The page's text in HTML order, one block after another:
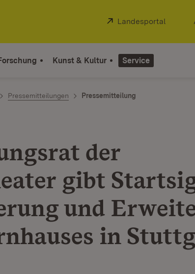
Extern:
Landesportal
Kunst & Kultur Service
Pressemitteilungen Pressemitteilung
der
gibt
und
in